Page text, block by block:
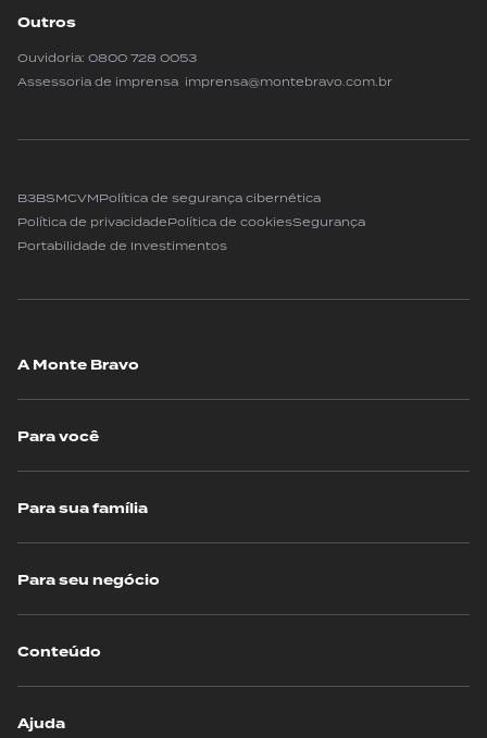
Outros
Ouvidoria: 0800 728 0053
Assessoria de imprensa imprensa@montebravo.com.br
B3BSMCVMPolítica de segurança cibernética
Política de privacidadePolítica de cookiesSegurança
Portabilidade de Investimentos
A Monte Bravo
Para você
Para sua família
Para seu negócio
Conteúdo
Ajuda